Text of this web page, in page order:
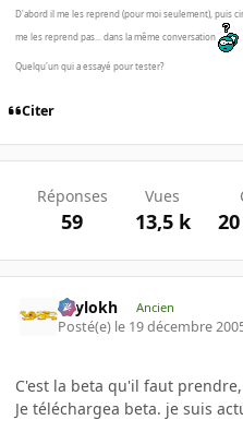
D'abord il me les reprend (pour moi seulement), puis
me les reprend pas... dans la même conversation
Quelqu'un qui a essayé pour tester?
Citer
Réponses
59
Vues
13,5 k
Psylokh Ancien
Posté(e) le 19 décembre
C'est la beta qu'il faut
Je téléchargea beta. je suis